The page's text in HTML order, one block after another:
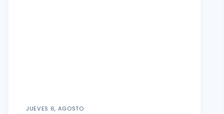
JUEVES 6, AGOSTO